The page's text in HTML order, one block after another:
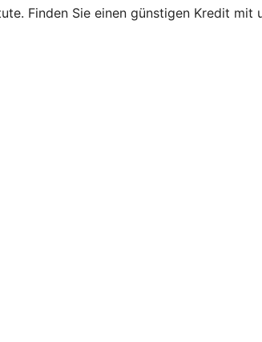
Finden Sie einen günstigen Kredit mit